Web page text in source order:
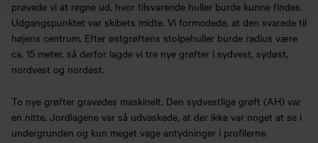
prøvede vi at regne ud, hvor tilsvarende huller burde kunne findes.
Udgangspunktet var skibets midte. Vi formodede, at den svarede til
højens centrum. Efter østgrøftens stolpehuller burde radius være
ca. 15 meter, så derfor lagde vi tre nye grøfter i sydvest, sydøst,
nordvest og nordøst.
To nye grøfter gravedes maskinelt. Den sydvestlige grøft (AH) var
en nitte. Jordlagene var så udvaskede, at der ikke var noget at se i
undergrunden og kun meget vage antydninger i profilerne.